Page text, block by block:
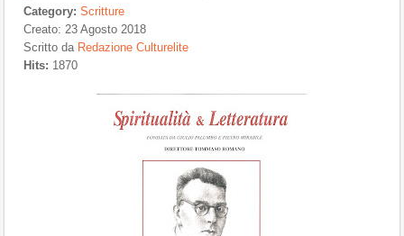
Category: Scritture
Creato: 23 Agosto 2018
Scritto da Redazione Culturelite
Hits: 1870